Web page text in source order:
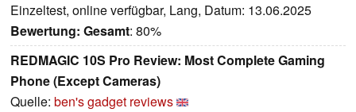
Einzeltest, online verfügbar, Lang, Datum: 13.06.2025
Bewertung: Gesamt: 80%
REDMAGIC 10S Pro Review: Most Complete Gaming
Phone (Except Cameras)
Quelle: ben's gadget reviews